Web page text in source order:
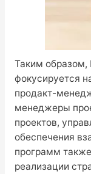
Таким
фокусируется
продакт-
менеджеры
проектов,
обеспечения
программ
реализации